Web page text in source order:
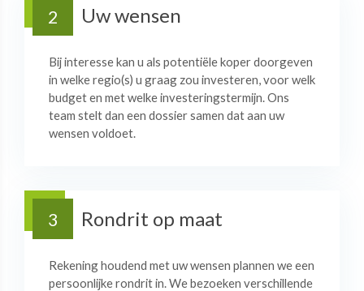
2 Uw wensen
Bij interesse kan u als potentiële koper doorgeven
in welke regio(s) u graag zou investeren, voor welk
budget en met welke investeringstermijn. Ons
team stelt dan een dossier samen dat aan uw
wensen voldoet.
3 Rondrit op maat
Rekening houdend met uw wensen plannen we een
persoonlijke rondrit in. We bezoeken verschillende